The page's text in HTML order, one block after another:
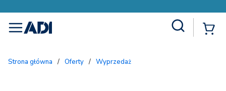
menu
Strona główna / Oferty / Wyprzedaż